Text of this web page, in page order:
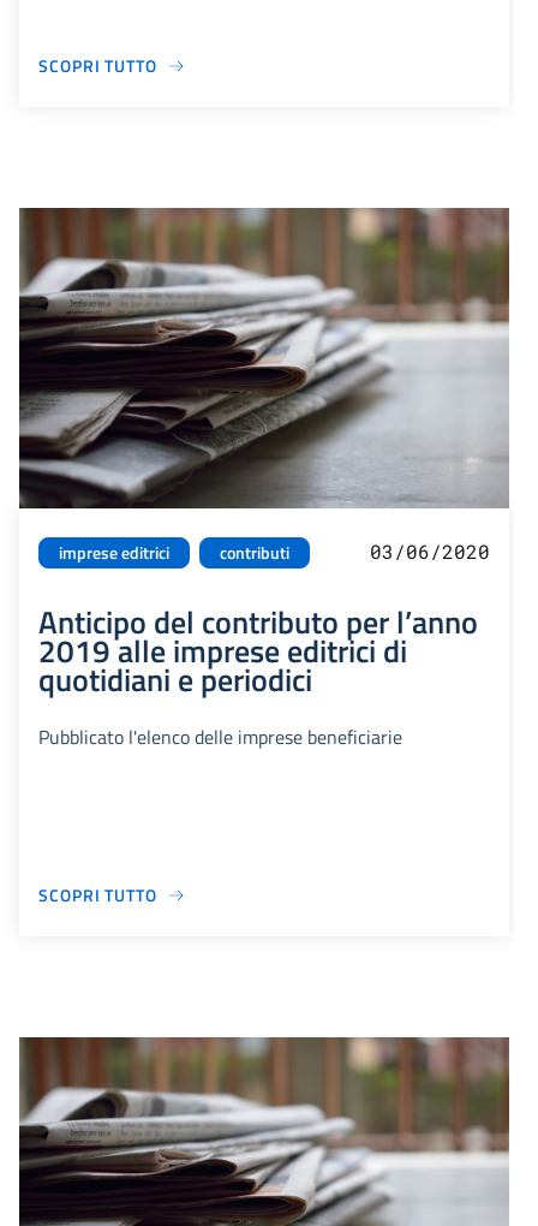
SCOPRI TUTTO
imprese editrici contributi 03/06/2020
Anticipo del contributo per l’anno
2019 alle imprese editrici di
quotidiani e periodici
Pubblicato l'elenco delle imprese beneficiarie
SCOPRI TUTTO